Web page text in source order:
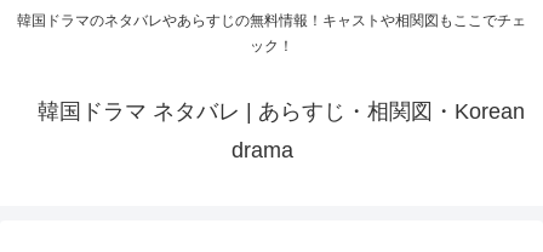
韓国ドラマのネタバレやあらすじの無料情報！キャストや相関図もここでチェ
ック！
韓国ドラマ ネタバレ | あらすじ・相関図・Korean
drama